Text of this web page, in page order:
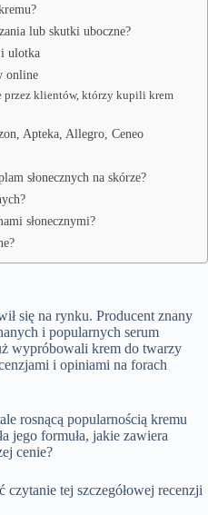
lub skutki uboczne?
ulotka
online
przez klientów, którzy kupili krem
Apteka, Allegro, Ceneo
słonecznych na skórze?
słonecznymi?
się na rynku. Producent znany
i popularnych serum
wypróbowali krem do twarzy
i opiniami na forach
rosnącą popularnością kremu
jego formuła, jakie zawiera
cenie?
tej szczegółowej recenzji